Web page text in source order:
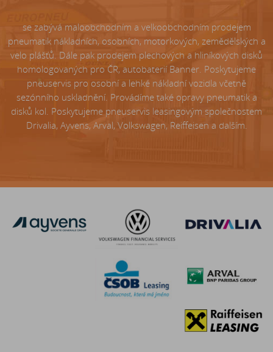
se zabývá maloobchodním a velkoobchodním prodejem
pneumatik nákladních, osobních, motorkových, zemědělských a
velo plášťů. Dále pak prodejem plechových a hliníkových disků
homologovaných pro ČR, autobaterií Banner. Poskytujeme
pneuservis pro osobní a lehké nákladní vozidla včetně
sezónního uskladnění. Provádíme také opravy pneumatik a
disků kol. Poskytujeme pneuservis leasingovým společnostem
Drivalia, Ayvens, Arval, Volkswagen, Reiffeisen a dalším.